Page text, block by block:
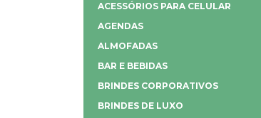
ACESSÓRIOS PARA CELULAR
AGENDAS
ALMOFADAS
BAR E BEBIDAS
BRINDES CORPORATIVOS
BRINDES DE LUXO